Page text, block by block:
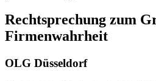
Rechtsprechung zum
Firmenwahrheit
OLG Düsseldorf